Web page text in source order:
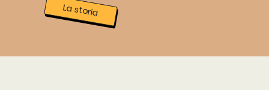
La storia